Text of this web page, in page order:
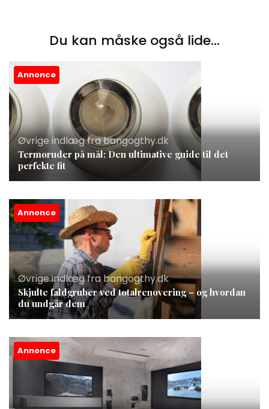
Du kan måske også lide...
Annonce
Øvrige indlæg fra bangogthy.dk
Termoruder på mål: Den ultimative guide til det
perfekte fit
Annonce
Øvrige indlæg fra bangogthy.dk
Skjulte faldgruber ved totalrenovering – og hvordan
du undgår dem
Annonce